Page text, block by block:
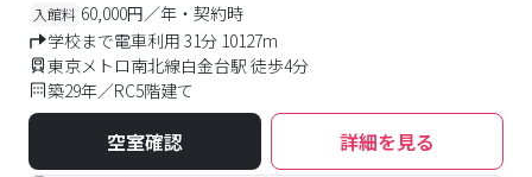
入館料 60,000円／年・契約時
学校まで電車利用 31分 10127m
東京メトロ南北線白金台駅 徒歩4分
築29年／RC5階建て
空室確認 詳細を見る